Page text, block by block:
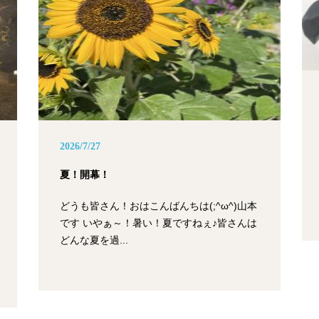
2026/7/27
夏！開幕！
どうも皆さん！おはこんばんちは(;^ω^)山本
です いやぁ～！暑い！夏ですねぇ♪皆さんは
どんな夏を過...